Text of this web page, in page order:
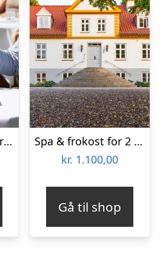
Gourmetophold for 2 på Hotel Thinggaard
Spa & frokost for 2 hos Hotel BramslevGaard
kr. 1.100,00
Gå til shop